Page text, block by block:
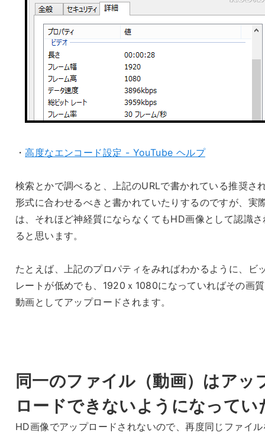
・高度なエンコード設定 - YouTube ヘルプ
検索とかで調べると、上記のURLで書かれている推奨さ
形式に合わせるべきと書かれていたりするのですが、実
は、それほど神経質にならなくてもHD画像として認識さ
ると思います。
たとえば、上記のプロパティをみればわかるように、ビ
レートが低めでも、1920ｘ1080になっていればその画
動画としてアップロードされます。
同一のファイル（動画）はアッ
ロードできないようになってい
HD画像でアップロードされないので、再度同じファイル